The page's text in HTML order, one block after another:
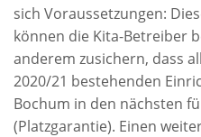
sich Voraussetzungen:
können die Kita-Betreiber
anderem zusichern, dass
2020/21 bestehenden
Bochum in den nächsten
(Platzgarantie). Einen